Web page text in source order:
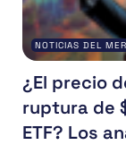
NOTICIAS DEL
¿El precio
ruptura de
ETF? Los